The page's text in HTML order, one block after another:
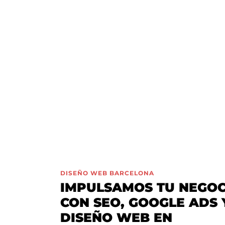
DISEÑO WEB BARCELONA
IMPULSAMOS TU
CON SEO, GOOGLE ADS
DISEÑO WEB EN